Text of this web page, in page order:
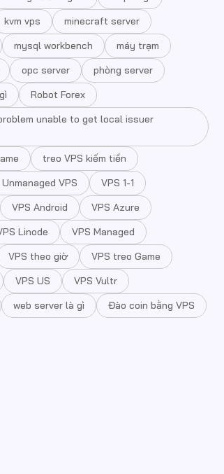
kvm vps
minecraft server
mysql workbench
máy trạm
opc server
phòng server
Robot Forex
unable to get local issuer
treo VPS kiếm tiền
Unmanaged VPS
VPS 1-1
VPS Android
VPS Azure
Linode
VPS Managed
VPS theo giờ
VPS treo Game
VPS US
VPS Vultr
web server là gì Đào coin bằng VPS